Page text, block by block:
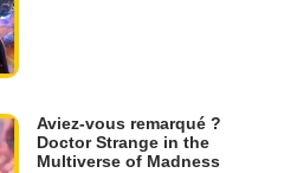
Aviez-vous remarqué ?
Doctor Strange in the
Multiverse of Madness